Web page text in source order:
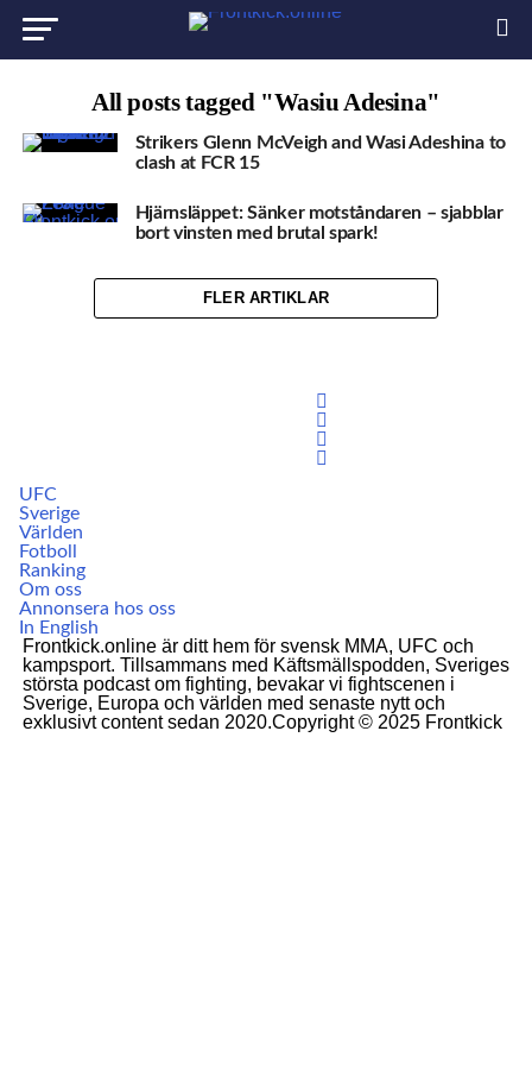
All posts tagged "Wasiu Adesina"
Strikers Glenn McVeigh and Wasi Adeshina to
clash at FCR 15
Hjärnsläppet: Sänker motståndaren – sjabblar
bort vinsten med brutal spark!
FLER ARTIKLAR
UFC
Sverige
Världen
Fotboll
Ranking
Om oss
Annonsera hos oss
In English
Frontkick.online är ditt hem för svensk MMA, UFC och
kampsport. Tillsammans med Käftsmällspodden, Sveriges
största podcast om fighting, bevakar vi fightscenen i
Sverige, Europa och världen med senaste nytt och
exklusivt content sedan 2020.Copyright © 2025 Frontkick